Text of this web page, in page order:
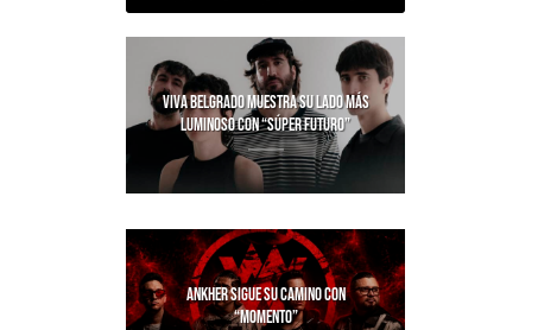
VIVA BELGRADO MUESTRA SU LADO MÁS
LUMINOSO CON “SÚPER FUTURO”
ANKHER SIGUE SU CAMINO CON
“MOMENTO”